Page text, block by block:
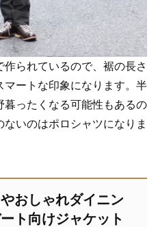
られているので、裾の長さ
ートな印象になります。半
ったくなる可能性もあるの
いのはポロシャツになりま
おしゃれダイニン
ト向けジャケット